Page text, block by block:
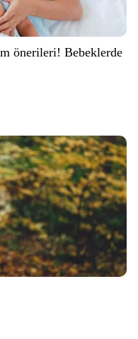
önerileri! Bebeklerde